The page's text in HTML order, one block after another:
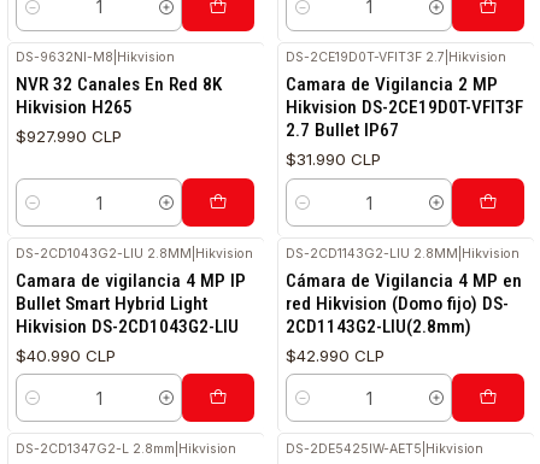
Cantidad Cantidad
DS-9632NI-M8 Hikvision
NVR 32 Canales En Red 8K
Hikvision H265
$927.990 CLP
Cantidad
DS-2CE19D0T-VFIT3F 2.7 Hikvision
Camara de Vigilancia 2 MP
Hikvision DS-2CE19D0T-VFIT3F
2.7 Bullet IP67
$31.990 CLP
Cantidad
DS-2CD1043G2-LIU 2.8MM Hikvision
Camara de vigilancia 4 MP IP
Bullet Smart Hybrid Light
Hikvision DS-2CD1043G2-LIU
$40.990 CLP
Cantidad
DS-2CD1143G2-LIU 2.8MM Hikvision
Cámara de Vigilancia 4 MP en
red Hikvision (Domo fijo) DS-
2CD1143G2-LIU(2.8mm)
$42.990 CLP
Cantidad
DS-2CD1347G2-L 2.8mm Hikvision DS-2DE5425IW-AET5 Hikvision